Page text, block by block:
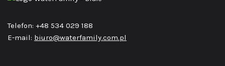
Telefon: +48 534 029 188
E-mail: biuro@waterfamily.com.pl